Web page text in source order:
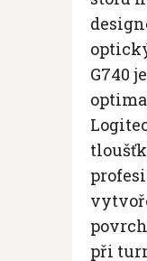
G740
při